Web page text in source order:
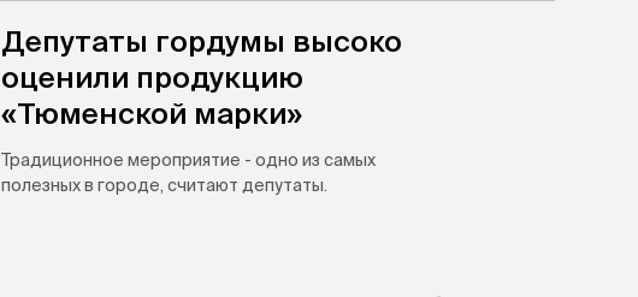
Депутаты гордумы высоко
оценили продукцию
«Тюменской марки»
Традиционное мероприятие - одно из самых
полезных в городе, считают депутаты.